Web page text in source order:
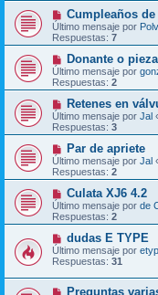
Cumpleaños
Último mensaje por
Respuestas: 7
Donante o
Último mensaje por
Respuestas: 2
Retenes en
Último mensaje por Jal
Respuestas: 3
Par de apriete
Último mensaje por Jal
Respuestas: 2
Culata XJ6 4.2
Último mensaje por de
Respuestas: 2
dudas E TYPE
Último mensaje por
Respuestas: 31
Preguntas